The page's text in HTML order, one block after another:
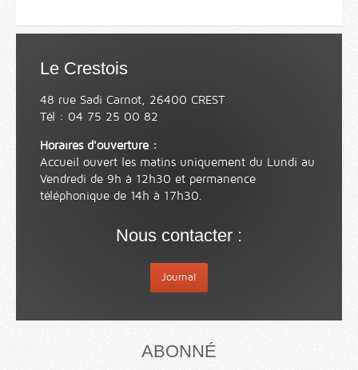
Le Crestois
48 rue Sadi Carnot, 26400 CREST
Tél : 04 75 25 00 82
Horaires d'ouverture :
Accueil ouvert les matins uniquement du Lundi au
Vendredi de 9h à 12h30 et permanence
téléphonique de 14h à 17h30.
Nous contacter :
Journal
ABONNÉ